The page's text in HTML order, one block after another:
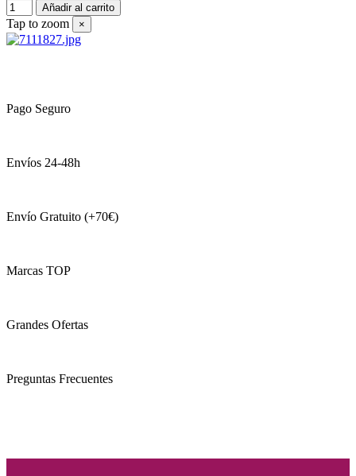
Añadir al carrito
Tap to zoom ×
Pago Seguro
Envíos 24-48h
Envío Gratuito (+70€)
Marcas TOP
Grandes Ofertas
Preguntas Frecuentes